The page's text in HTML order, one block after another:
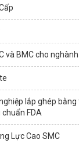
và BMC cho
lắp ghép bằng
chuẩn FDA
Lực Cao SMC